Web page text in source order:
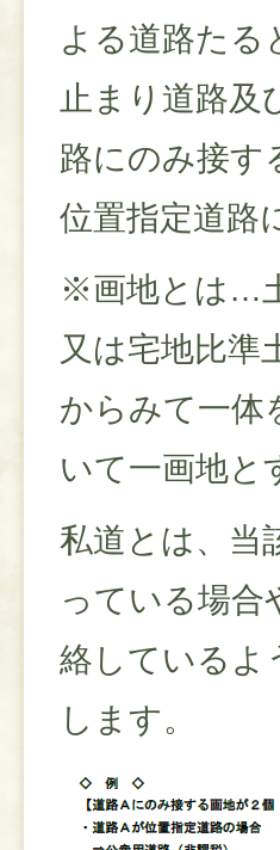
よる道路たる
止まり道路及
路にのみ接す
位置指定道路
※画地とは…
又は宅地比準
からみて一体
いて一画地と
私道とは、当
っている場合
絡しているよ
します。